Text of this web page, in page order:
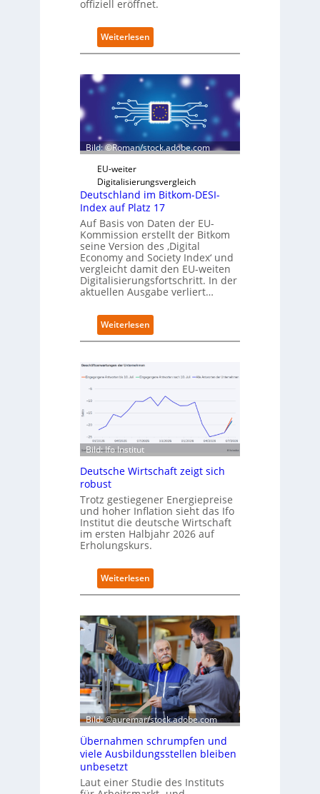
e
r
i
t
g
r
e
r
offiziell eröffnet.
Weiterlesen:
S
h
w
a
r
z
D
i
t
s
r
ö
f
f
n
e
n
e
u
C
a
m
s
Bild: ©Roman/stock.adobe.com
EU-weiter
Digitalisierungsvergleich
Deutschland im Bitkom-DESI-
Index auf Platz 17
Auf Basis von Daten der EU-
Kommission erstellt der Bitkom
seine Version des ‚Digital
Economy and Society Index‘ und
vergleicht damit den EU-weiten
Digitalisierungsfortschritt. In der
aktuellen Ausgabe verliert…
Weiterlesen:
D
t
c
a
i
B
i
t
k
m
-
D
S
I
-
I
n
d
e
x
a
f
P
a
Bild: Ifo Institut
Deutsche Wirtschaft zeigt sich
robust
Trotz gestiegener Energiepreise
und hoher Inflation sieht das Ifo
Institut die deutsche Wirtschaft
im ersten Halbjahr 2026 auf
Erholungskurs.
Weiterlesen:
D
u
t
s
c
h
e
W
i
r
s
c
a
Bild: ©auremar/stock.adobe.com
Übernahmen schrumpfen und
viele Ausbildungsstellen bleiben
unbesetzt
Laut einer Studie des Instituts